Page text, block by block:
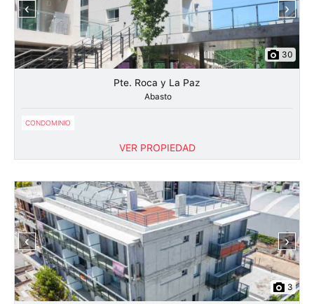
‹ ›
30
Pte. Roca y La Paz
Abasto
CONDOMINIO
VER PROPIEDAD
‹ ›
3